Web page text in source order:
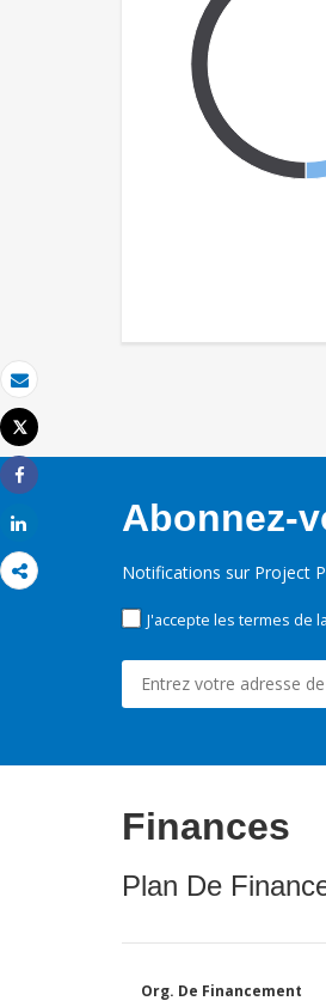
Email
Imprimer
Tweet
Share
Abonnez-
Notifications sur Project
J'accepte les termes de la
Finances
Plan De
Org. De Financement